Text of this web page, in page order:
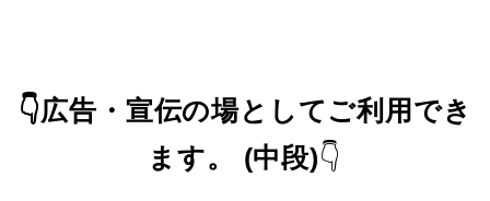
👇広告・宣伝の場としてご利用でき
ます。
(中段)👇